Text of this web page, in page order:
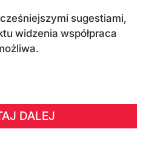
sugestiami,
widzenia współpraca
DALEJ